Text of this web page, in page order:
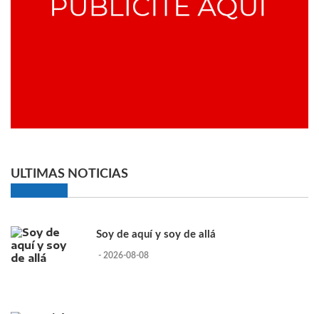
ULTIMAS NOTICIAS
Soy de aquí y soy de allá
- 2026-08-08